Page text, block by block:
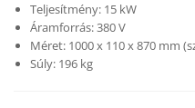
Teljesítmény: 15 kW
Áramforrás: 380 V
Méret: 1000 x 110 x 870 mm
Súly: 196 kg